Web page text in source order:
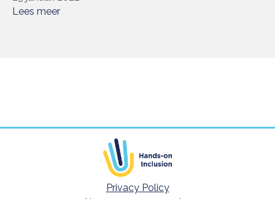
Lees meer
Footer meta navigatie
Privacy Policy